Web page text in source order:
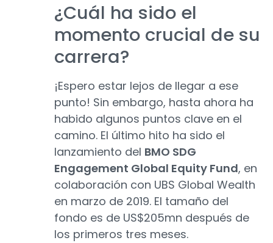
¿Cuál ha sido el
momento crucial de su
carrera?
¡Espero estar lejos de llegar a ese
punto! Sin embargo, hasta ahora ha
habido algunos puntos clave en el
camino. El último hito ha sido el
lanzamiento del BMO SDG
Engagement Global Equity Fund, en
colaboración con UBS Global Wealth
en marzo de 2019. El tamaño del
fondo es de US$205mn después de
los primeros tres meses.